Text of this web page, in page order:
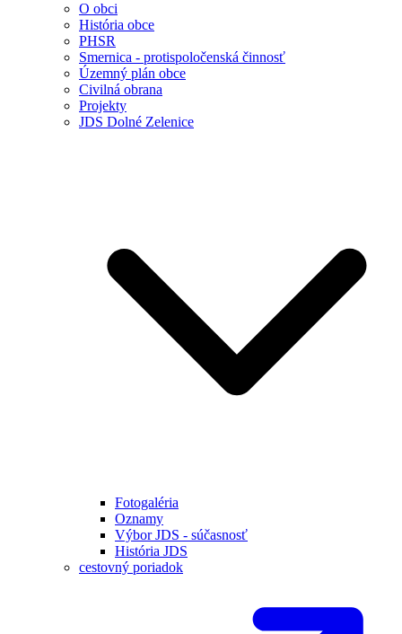
O obci
História obce
PHSR
Smernica - protispoločenská činnosť
Územný plán obce
Civilná obrana
Projekty
JDS Dolné Zelenice
Fotogaléria
Oznamy
Výbor JDS - súčasnosť
História JDS
cestovný poriadok